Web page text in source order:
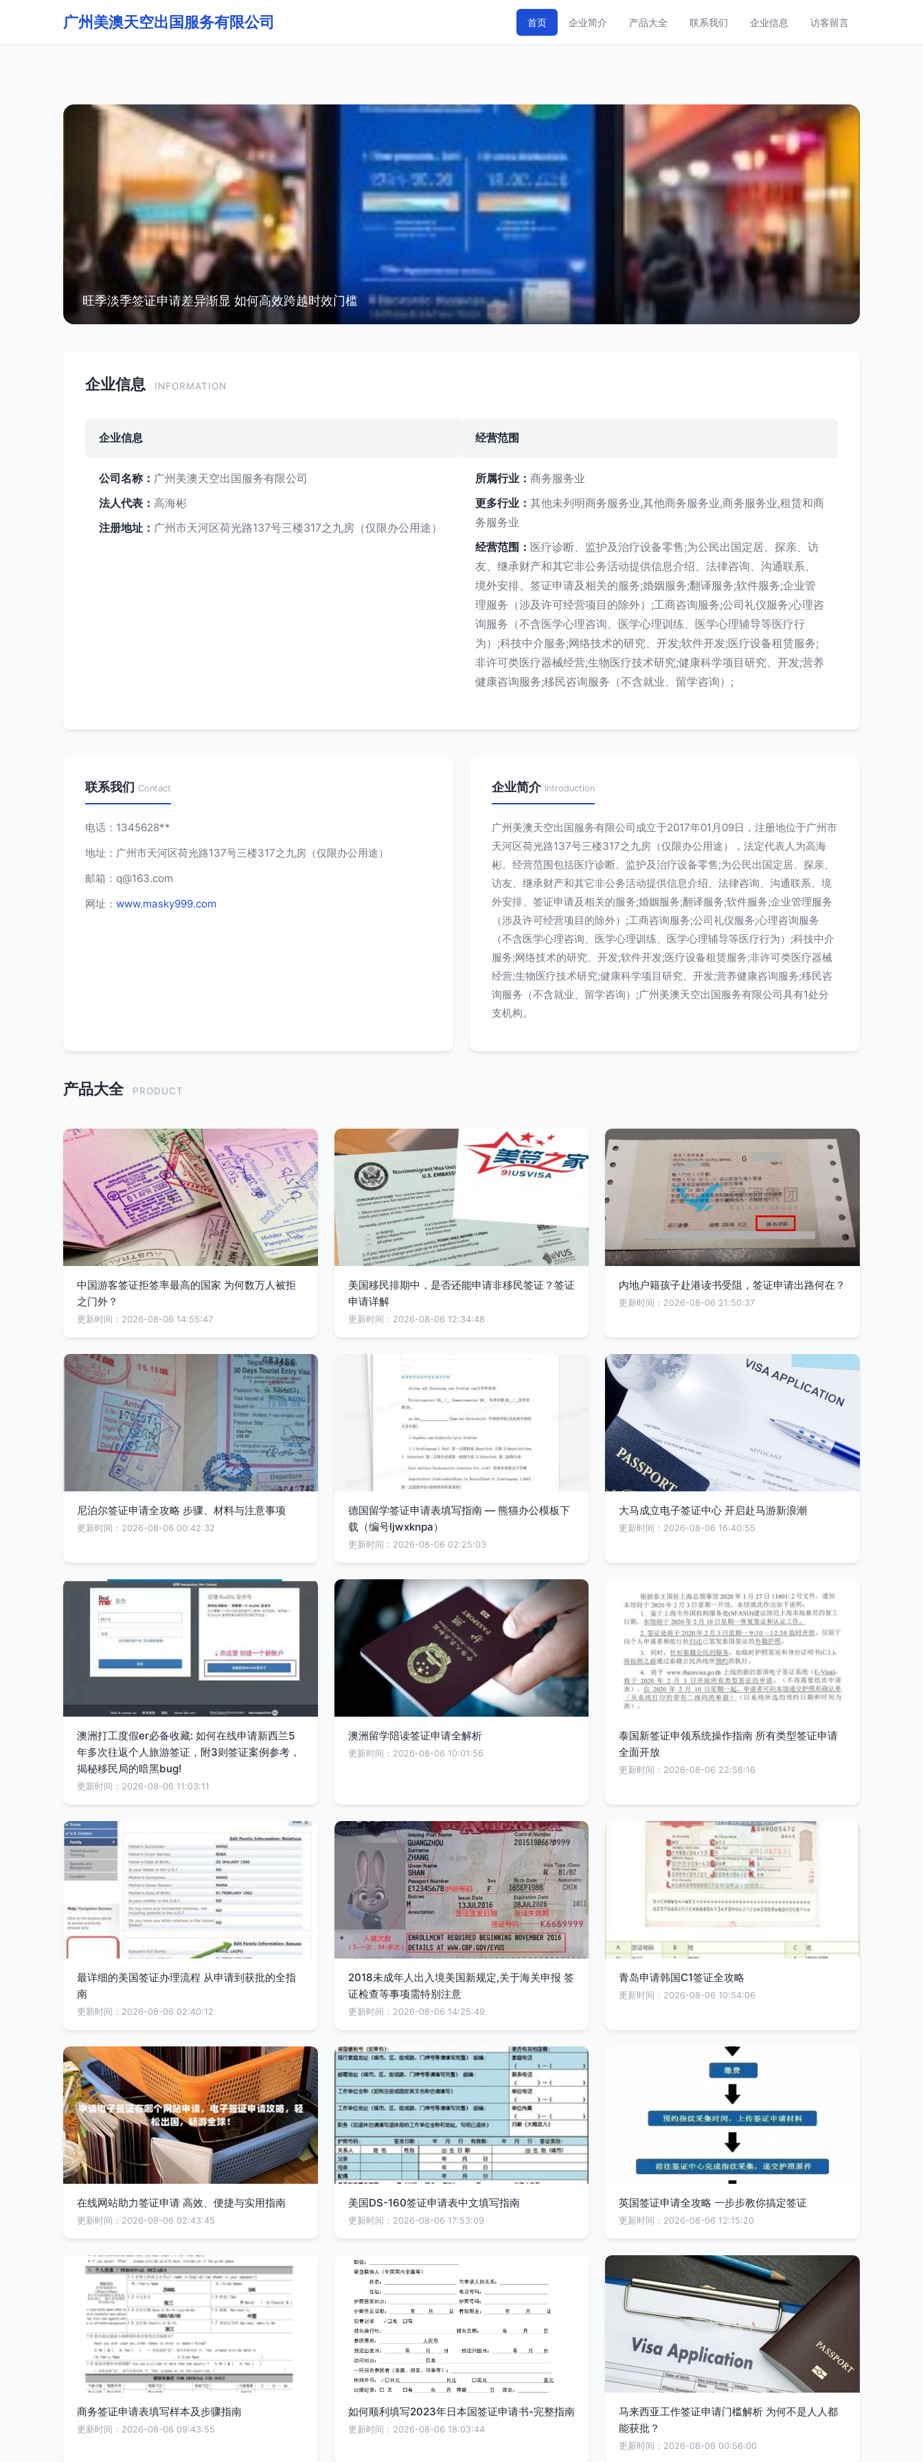
广州美澳天空出国服务有限公司 首页 企业简介 产品大全 联系我们 企业信息 访客留言
旺季淡季签证申请差异渐显 如何高效跨越时效门槛
企业信息 INFORMATION
企业信息 经营范围
公司名称： 广州美澳天空出国服务有限公司
法人代表： 高海彬
注册地址： 广州市天河区荷光路137号三楼317之九房（仅限办公用途）
所属行业： 商务服务业
更多行业： 其他未列明商务服务业,其他商务服务业,商务服务业,租赁和商
务服务业
经营范围： 医疗诊断、监护及治疗设备零售;为公民出国定居、探亲、访
友、继承财产和其它非公务活动提供信息介绍、法律咨询、沟通联系、
境外安排、签证申请及相关的服务;婚姻服务;翻译服务;软件服务;企业管
理服务（涉及许可经营项目的除外）;工商咨询服务;公司礼仪服务;心理咨
询服务（不含医学心理咨询、医学心理训练、医学心理辅导等医疗行
为）;科技中介服务;网络技术的研究、开发;软件开发;医疗设备租赁服务;
非许可类医疗器械经营;生物医疗技术研究;健康科学项目研究、开发;营养
健康咨询服务;移民咨询服务（不含就业、留学咨询）;
联系我们 Contact
电话：1345628**
地址：广州市天河区荷光路137号三楼317之九房（仅限办公用途）
邮箱： q@163.com
网址： www.masky999.com
企业简介 Introduction
广州美澳天空出国服务有限公司成立于2017年01月09日，注册地位于广州市
天河区荷光路137号三楼317之九房（仅限办公用途），法定代表人为高海
彬。经营范围包括医疗诊断、监护及治疗设备零售;为公民出国定居、探亲、
访友、继承财产和其它非公务活动提供信息介绍、法律咨询、沟通联系、境
外安排、签证申请及相关的服务;婚姻服务;翻译服务;软件服务;企业管理服务
（涉及许可经营项目的除外）;工商咨询服务;公司礼仪服务;心理咨询服务
（不含医学心理咨询、医学心理训练、医学心理辅导等医疗行为）;科技中介
服务;网络技术的研究、开发;软件开发;医疗设备租赁服务;非许可类医疗器械
经营;生物医疗技术研究;健康科学项目研究、开发;营养健康咨询服务;移民咨
询服务（不含就业、留学咨询）;广州美澳天空出国服务有限公司具有1处分
支机构。
产品大全 PRODUCT
中国游客签证拒签率最高的国家 为何数万人被拒
之门外？
更新时间：2026-08-06 14:55:47
美国移民排期中，是否还能申请非移民签证？签证
申请详解
更新时间：2026-08-06 12:34:48
内地户籍孩子赴港读书受阻，签证申请出路何在？
更新时间：2026-08-06 21:50:37
尼泊尔签证申请全攻略 步骤、材料与注意事项
更新时间：2026-08-06 00:42:32
德国留学签证申请表填写指南 — 熊猫办公模板下
载（编号ljwxknpa）
更新时间：2026-08-06 02:25:03
大马成立电子签证中心 开启赴马游新浪潮
更新时间：2026-08-06 16:40:55
澳洲打工度假er必备收藏: 如何在线申请新西兰5
年多次往返个人旅游签证，附3则签证案例参考，
揭秘移民局的暗黑bug!
更新时间：2026-08-06 11:03:11
澳洲留学陪读签证申请全解析
更新时间：2026-08-06 10:01:56
泰国新签证申领系统操作指南 所有类型签证申请
全面开放
更新时间：2026-08-06 22:58:16
最详细的美国签证办理流程 从申请到获批的全指
南
更新时间：2026-08-06 02:40:12
2018未成年人出入境美国新规定,关于海关申报 签
证检查等事项需特别注意
更新时间：2026-08-06 14:25:49
青岛申请韩国C1签证全攻略
更新时间：2026-08-06 10:54:06
在线网站助力签证申请 高效、便捷与实用指南
更新时间：2026-08-06 02:43:45
美国DS-160签证申请表中文填写指南
更新时间：2026-08-06 17:53:09
英国签证申请全攻略 一步步教你搞定签证
更新时间：2026-08-06 12:15:20
商务签证申请表填写样本及步骤指南
更新时间：2026-08-06 09:43:55
如何顺利填写2023年日本国签证申请书-完整指南
更新时间：2026-08-06 18:03:44
马来西亚工作签证申请门槛解析 为何不是人人都
能获批？
更新时间：2026-08-06 00:56:00